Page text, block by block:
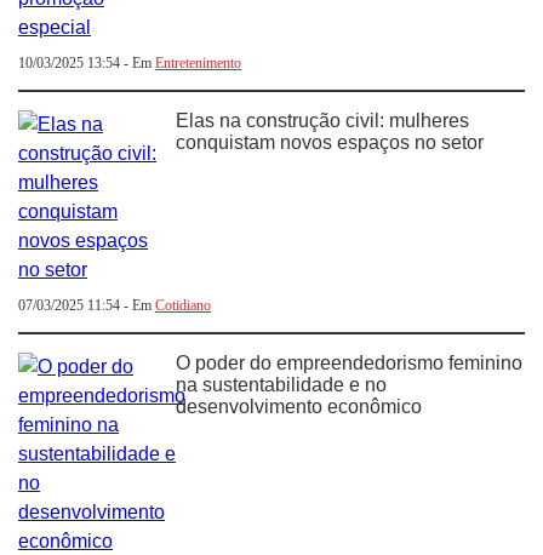
10/03/2025 13:54 - Em Entretenimento
Elas na construção civil: mulheres
conquistam novos espaços no setor
07/03/2025 11:54 - Em Cotidiano
O poder do empreendedorismo feminino
na sustentabilidade e no
desenvolvimento econômico